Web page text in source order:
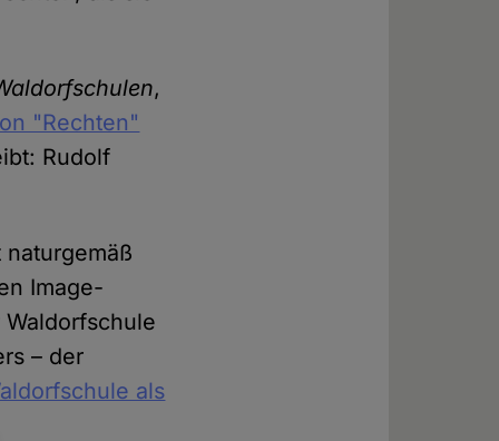
,
"Rechten"
Rudolf
Image-
– der
als